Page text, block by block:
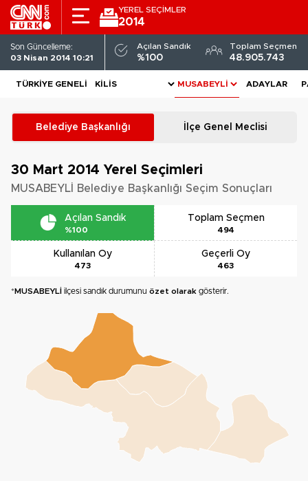
YEREL SEÇİMLER
2014
Son Güncelleme:
03 Nisan 2014 10:21
Açılan Sandık
%100
Toplam Seçmen
48.905.743
TÜRKIYE GENELI ADAYLAR
Belediye Başkanlığı İlçe Genel Meclisi
30 Mart 2014 Yerel Seçimleri
MUSABEYLİ Belediye Başkanlığı Seçim Sonuçları
Açılan Sandık
%100
Toplam Seçmen
494
Kullanılan Oy
473
Geçerli Oy
463
*MUSABEYLİ ilçesi sandık durumunu özet olarak gösterir.